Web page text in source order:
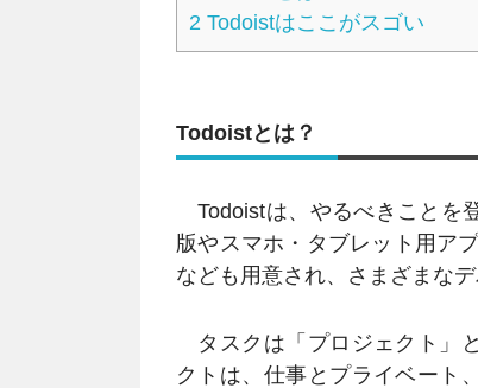
2 Todoistはここがスゴい
Todoistとは？
Todoistは、やるべきことを
版やスマホ・タブレット用ア
なども用意され、さまざまな
タスクは「プロジェクト」
クトは、仕事とプライベート